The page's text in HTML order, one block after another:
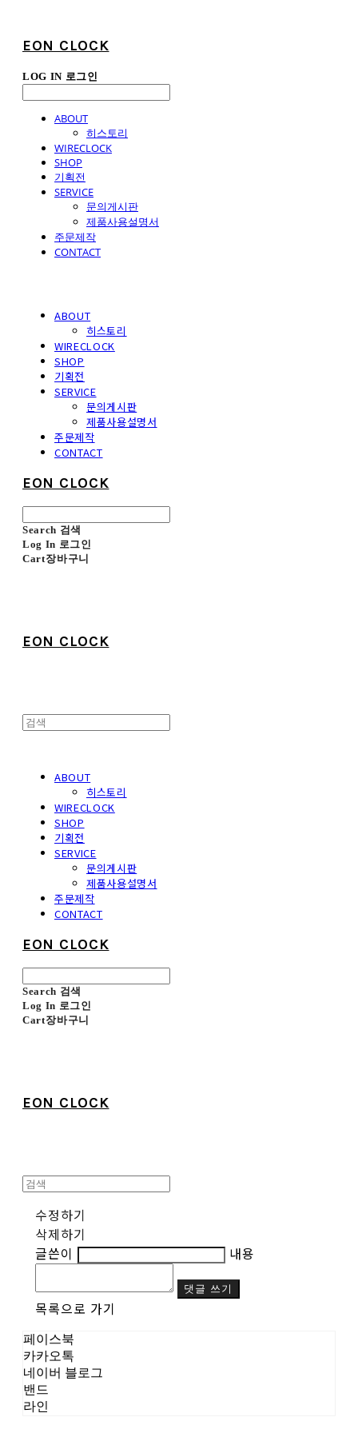
EON CLOCK
LOG IN 로그인
ABOUT
히스토리
WIRECLOCK
SHOP
기획전
SERVICE
문의게시판
제품사용설명서
주문제작
CONTACT
ABOUT
히스토리
WIRECLOCK
SHOP
기획전
SERVICE
문의게시판
제품사용설명서
주문제작
CONTACT
EON CLOCK
Search 검색
Log In 로그인
Cart장바구니
EON CLOCK
ABOUT
히스토리
WIRECLOCK
SHOP
기획전
SERVICE
문의게시판
제품사용설명서
주문제작
CONTACT
EON CLOCK
Search 검색
Log In 로그인
Cart장바구니
EON CLOCK
수정하기
삭제하기
글쓴이
내용
댓글 쓰기
목록으로 가기
페이스북
카카오톡
네이버 블로그
밴드
라인